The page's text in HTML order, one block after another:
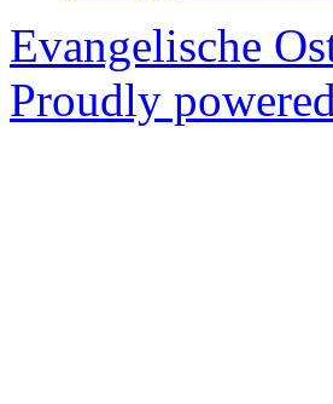
Evangelische
Proudly